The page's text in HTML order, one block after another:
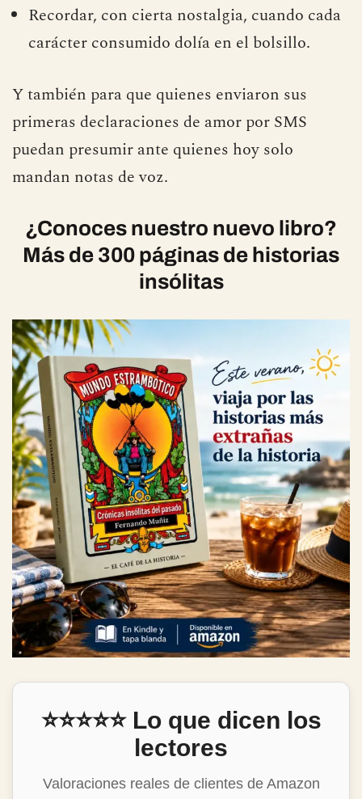
Recordar, con cierta nostalgia, cuando cada
carácter consumido dolía en el bolsillo.
Y también para que quienes enviaron sus
primeras declaraciones de amor por SMS
puedan presumir ante quienes hoy solo
mandan notas de voz.
¿Conoces nuestro nuevo libro?
Más de 300 páginas de historias
insólitas
⭐⭐⭐⭐⭐ Lo que dicen los
lectores
Valoraciones reales de clientes de Amazon